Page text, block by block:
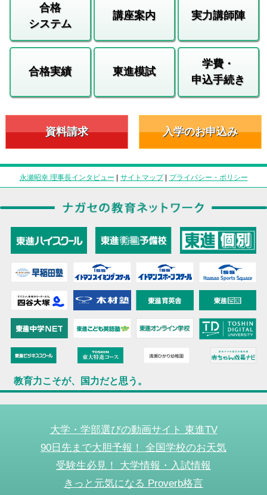
合格
システム
講座案内 実力講師陣
合格実績 東進模試
学費・
申込手続き
資料請求 入学のお申込み
永瀬昭幸 理事長インタビュー | サイトマップ| プライバシー・ポリシー
教育力こそが、国力だと思う。
大学・学部選びの動画サイト 東進TV
90日先まで大胆予報！ 全国学校のお天気
受験生必見！ 大学情報・入試情報
きっと元気になる Proverb格言